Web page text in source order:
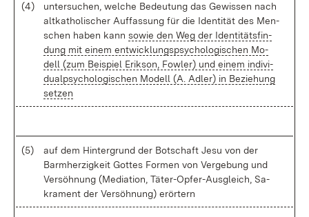
(4)
un­ter­su­chen, wel­che Be­deu­tung das Ge­wis­sen nach
alt­ka­tho­li­scher Auf­fas­sung für die Iden­ti­tät des Men­
schen ha­ben kann so­wie den Weg der Iden­ti­täts­fin­
dung mit ei­nem ent­wick­lungs­psy­cho­lo­gi­schen Mo­
dell (zum Bei­spiel Eri­kson, Fow­ler) und ei­nem in­di­vi­
dual­psy­cho­lo­gi­schen Mo­dell (A. Ad­ler) in Be­zie­hung
set­zen
(5)
auf dem Hin­ter­grund der Bot­schaft Je­su von der
Barm­her­zig­keit Got­tes For­men von Ver­ge­bung und
Ver­söh­nung (Me­dia­ti­on, Tä­ter-Op­fer-Aus­gleich, Sa­
kra­ment der Ver­söh­nung) er­ör­tern